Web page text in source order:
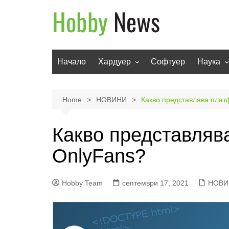
Начало Хардуер
Телевизори
Фото и видео
Софтуер Наука
Роботи
Home НОВИНИ Какво представлява
Какво
OnlyFans?
Hobby Team септември 17, 2021